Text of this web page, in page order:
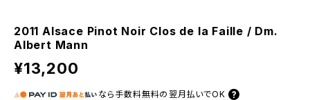
2011 Alsace Pinot Noir Clos de la Faille / Dm.
Albert Mann
¥13,200
なら 手数料無料の 翌月払いでOK